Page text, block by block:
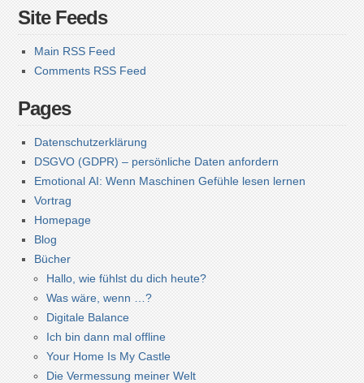
Site Feeds
Main RSS Feed
Comments RSS Feed
Pages
Datenschutzerklärung
DSGVO (GDPR) – persönliche Daten anfordern
Emotional AI: Wenn Maschinen Gefühle lesen lernen
Vortrag
Homepage
Blog
Bücher
Hallo, wie fühlst du dich heute?
Was wäre, wenn …?
Digitale Balance
Ich bin dann mal offline
Your Home Is My Castle
Die Vermessung meiner Welt